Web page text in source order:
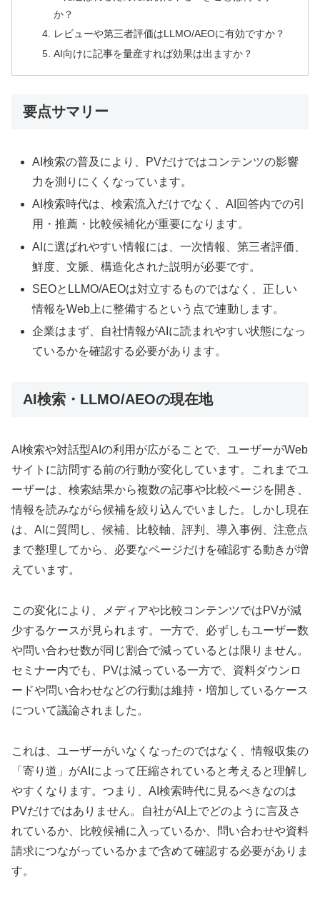
か？
レビューや第三者評価はLLMO/AEOに有効ですか？
AI向けに記事を量産すれば効果は出ますか？
要点サマリー
AI検索の普及により、PVだけではコンテンツの影響
力を測りにくくなっています。
AI検索時代は、検索流入だけでなく、AI回答内での引
用・推薦・比較候補化が重要になります。
AIに選ばれやすい情報には、一次情報、第三者評価、
鮮度、文脈、構造化された説明が必要です。
SEOとLLMO/AEOは対立するものではなく、正しい
情報をWeb上に整備するという点で連動します。
企業はまず、自社情報がAIに読まれやすい状態になっ
ているかを確認する必要があります。
AI検索・LLMO/AEOの現在地
AI検索や対話型AIの利用が広がることで、ユーザーがWeb
サイトに訪問する前の行動が変化しています。これまでユ
ーザーは、検索結果から複数の記事や比較ページを開き、
情報を読みながら候補を絞り込んでいました。しかし現在
は、AIに質問し、候補、比較軸、評判、導入事例、注意点
まで整理してから、必要なページだけを確認する動きが増
えています。
この変化により、メディアや比較コンテンツではPVが減
少するケースが見られます。一方で、必ずしもユーザー数
や問い合わせ数が同じ割合で減っているとは限りません。
セミナー内でも、PVは減っている一方で、資料ダウンロ
ードや問い合わせなどの行動は維持・増加しているケース
について議論されました。
これは、ユーザーがいなくなったのではなく、情報収集の
「寄り道」がAIによって圧縮されていると考えると理解し
やすくなります。つまり、AI検索時代に見るべきなのは
PVだけではありません。自社がAI上でどのように言及さ
れているか、比較候補に入っているか、問い合わせや資料
請求につながっているかまで含めて確認する必要がありま
す。